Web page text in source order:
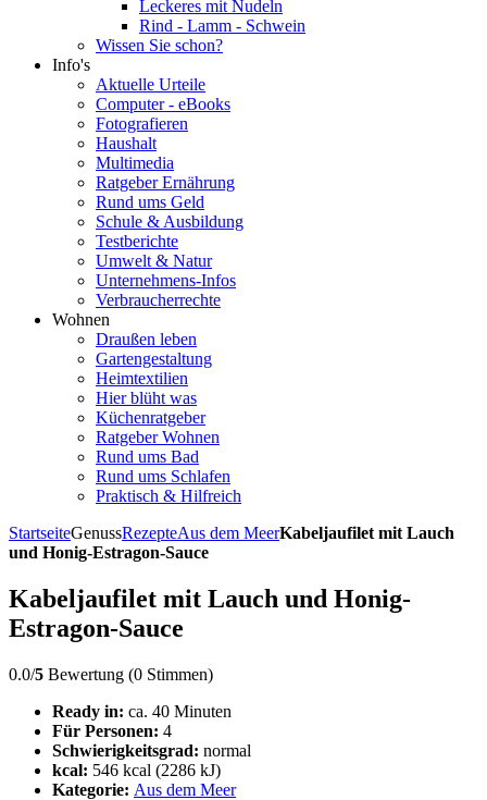
Leckeres mit Nudeln
Rind - Lamm - Schwein
Wissen Sie schon?
Info's
Aktuelle Urteile
Computer - eBooks
Fotografieren
Haushalt
Multimedia
Ratgeber Ernährung
Rund ums Geld
Schule & Ausbildung
Testberichte
Umwelt & Natur
Unternehmens-Infos
Verbraucherrechte
Wohnen
Draußen leben
Gartengestaltung
Heimtextilien
Hier blüht was
Küchenratgeber
Ratgeber Wohnen
Rund ums Bad
Rund ums Schlafen
Praktisch & Hilfreich
StartseiteGenussRezepteAus dem MeerKabeljaufilet mit Lauch
und Honig-Estragon-Sauce
Kabeljaufilet mit Lauch und Honig-
Estragon-Sauce
0.0/5 Bewertung (0 Stimmen)
Ready in: ca. 40 Minuten
Für Personen: 4
Schwierigkeitsgrad: normal
kcal: 546 kcal (2286 kJ)
Kategorie: Aus dem Meer